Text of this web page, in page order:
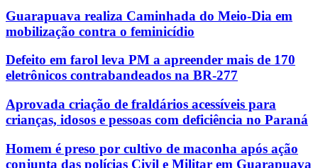
Guarapuava realiza Caminhada do Meio-Dia em
mobilização contra o feminicídio
Defeito em farol leva PM a apreender mais de 170
eletrônicos contrabandeados na BR-277
Aprovada criação de fraldários acessíveis para
crianças, idosos e pessoas com deficiência no Paraná
Homem é preso por cultivo de maconha após ação
conjunta das polícias Civil e Militar em Guarapuava